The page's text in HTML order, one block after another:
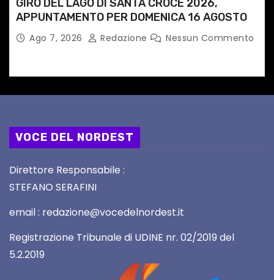
GIRO DEL LAGO DI SANTA CROCE 2026,
APPUNTAMENTO PER DOMENICA 16 AGOSTO
Ago 7, 2026 Redazione Nessun Commento
VOCE DEL NORDEST
Direttore Responsabile :
STEFANO SERAFINI
email : redazione@vocedelnordest.it
Registrazione Tribunale di UDINE nr. 02/2019 del
5.2.2019